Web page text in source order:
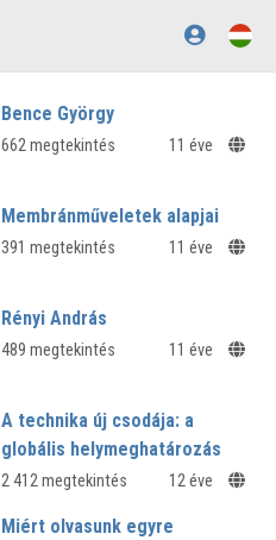
Bence György
662 megtekintés 11 éve
Membránműveletek alapjai
391 megtekintés 11 éve
Rényi András
489 megtekintés 11 éve
A technika új csodája: a
globális helymeghatározás
2 412 megtekintés 12 éve
Miért olvasunk egyre